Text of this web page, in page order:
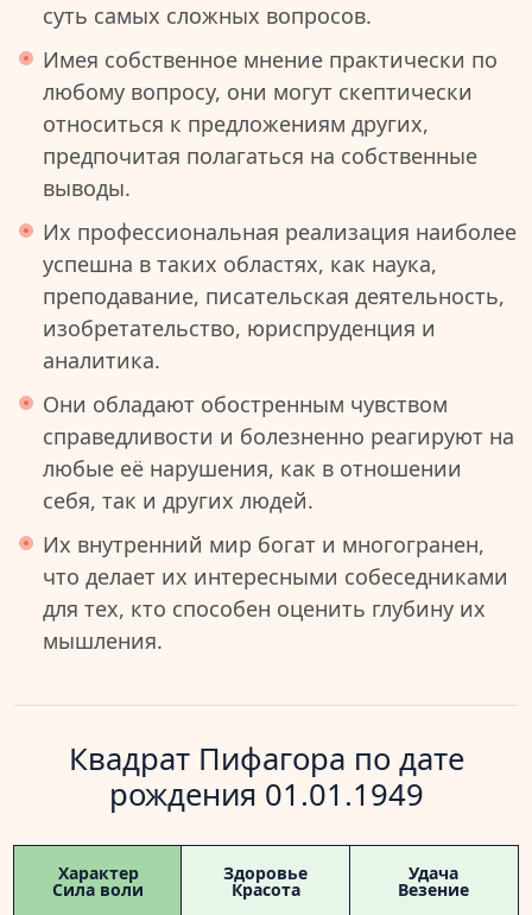
суть самых сложных вопросов.
Имея собственное мнение практически по
любому вопросу, они могут скептически
относиться к предложениям других,
предпочитая полагаться на собственные
выводы.
Их профессиональная реализация наиболее
успешна в таких областях, как наука,
преподавание, писательская деятельность,
изобретательство, юриспруденция и
аналитика.
Они обладают обостренным чувством
справедливости и болезненно реагируют на
любые её нарушения, как в отношении
себя, так и других людей.
Их внутренний мир богат и многогранен,
что делает их интересными собеседниками
для тех, кто способен оценить глубину их
мышления.
Квадрат Пифагора по дате
рождения 01.01.1949
Характер
Сила воли
Здоровье
Красота
Удача
Везение